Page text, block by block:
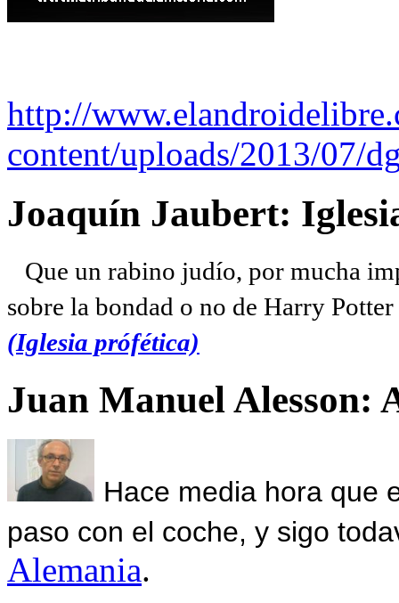
http://
content/uploads/2013/07/
Joaquín Jaubert:
Que un rabino judío, por mucha
sobre la bondad o no de Harry
(Iglesia prófética)
Juan Manuel Alesson:
Hace media hora que
paso con el coche, y sigo
Alemania.